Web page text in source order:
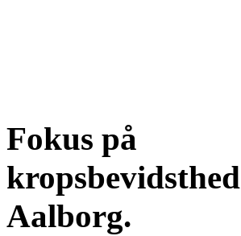
Fokus på
kropsbevidsthed
Aalborg.